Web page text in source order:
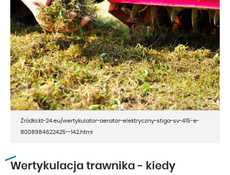
Źródło:kt-24.eu/wertykulator-aerator-elektryczny-stiga-sv-415-e-
8008984622425--142.html
Wertykulacja trawnika - kiedy